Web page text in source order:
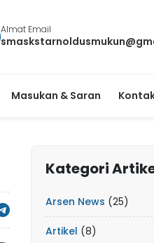
Almat Email
Masukan & Saran
Kategori
Arsen News (25)
Artikel (8)